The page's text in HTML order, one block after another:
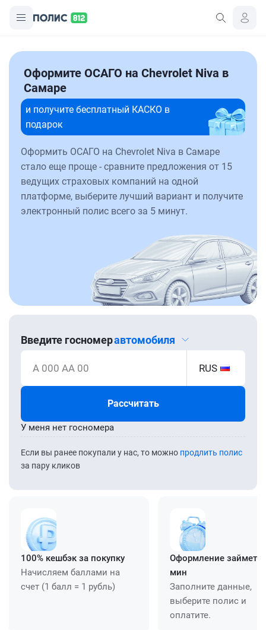
Оформите ОСАГО на Chevrolet Niva в
Самаре
и получите бесплатный КАСКО в
подарок
Оформить ОСАГО на Chevrolet Niva в Самаре
стало еще проще - сравните предложения от 15
ведущих страховых компаний на одной
платформе, выберите лучший вариант и получите
электронный полис всего за 5 минут.
Введите госномеравтомобиля
А 000 АА 00 RUS
Рассчитать
Если вы ранее покупали у нас, то можно продлить полис
за пару кликов
У меня нет госномера
100% кешбэк за покупку
Начисляем баллами на
счет (1 балл = 1 рубль)
Оформление займет
мин
Заполните данные,
выберите полис и
оплатите.